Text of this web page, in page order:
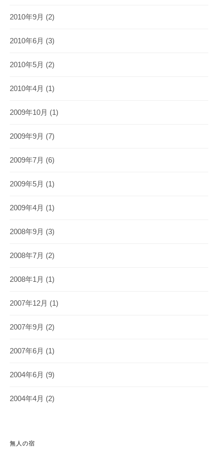
2010年9月 (2)
2010年6月 (3)
2010年5月 (2)
2010年4月 (1)
2009年10月 (1)
2009年9月 (7)
2009年7月 (6)
2009年5月 (1)
2009年4月 (1)
2008年9月 (3)
2008年7月 (2)
2008年1月 (1)
2007年12月 (1)
2007年9月 (2)
2007年6月 (1)
2004年6月 (9)
2004年4月 (2)
無人の宿